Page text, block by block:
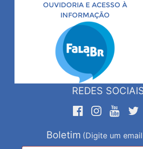
OUVIDORIA E ACESSO À
INFORMAÇÃO
REDES
Boletim (Digite um